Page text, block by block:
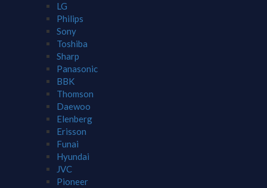
LG
Philips
Sony
Toshiba
Sharp
Panasonic
BBK
Thomson
Daewoo
Elenberg
Erisson
Funai
Hyundai
JVC
Pioneer